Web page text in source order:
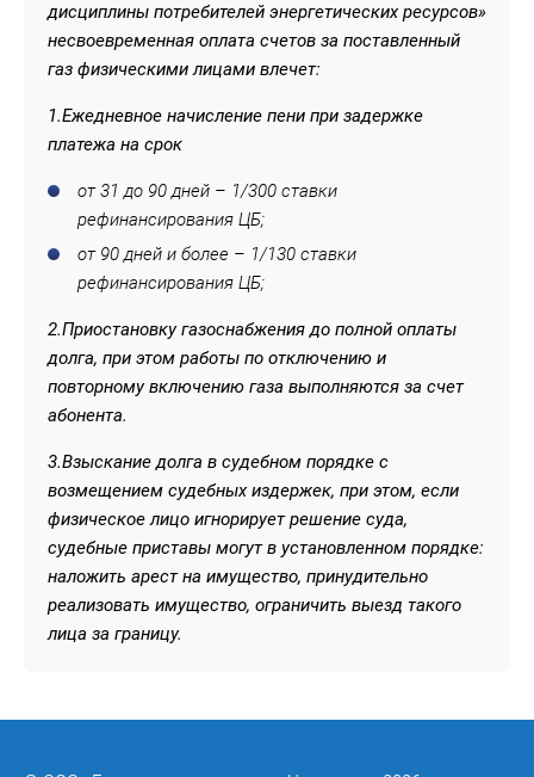
дисциплины потребителей энергетических ресурсов»
несвоевременная оплата счетов за поставленный
газ физическими лицами влечет:
1.Ежедневное начисление пени при задержке
платежа на срок
от 31 до 90 дней – 1/300 ставки
рефинансирования ЦБ;
от 90 дней и более – 1/130 ставки
рефинансирования ЦБ;
2.Приостановку газоснабжения до полной оплаты
долга, при этом работы по отключению и
повторному включению газа выполняются за счет
абонента.
3.Взыскание долга в судебном порядке с
возмещением судебных издержек, при этом, если
физическое лицо игнорирует решение суда,
судебные приставы могут в установленном порядке:
наложить арест на имущество, принудительно
реализовать имущество, ограничить выезд такого
лица за границу.